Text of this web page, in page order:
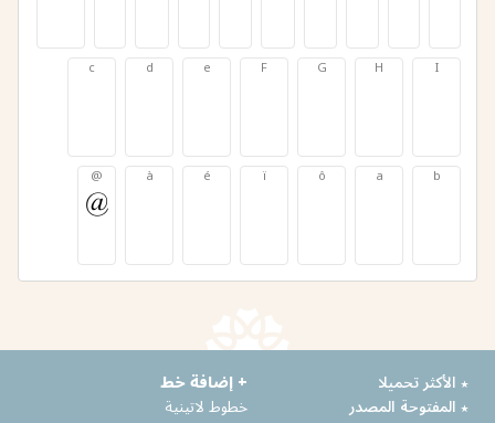
I
H
G
F
e
d
c
b
a
ô
ï
é
à
@
@
٭ الأكثر تحميلا
٭ المفتوحة المصدر
+ إضافة خط
خطوط لاتينية